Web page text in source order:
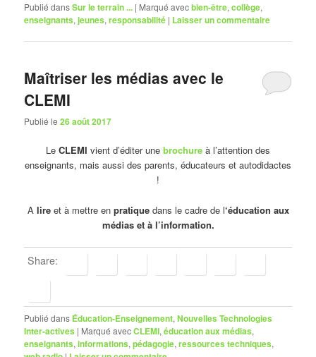
Publié dansSur le terrain ... | Marqué avecbien-être,collège,
enseignants,jeunes,responsabilité | Laisser un commentaire
Maîtriser les médias avec le
CLEMI
Publié le26 août 2017
Le CLEMI vient d’éditer une brochure à l’attention des
enseignants, mais aussi des parents, éducateurs et autodidactes
!
A lireet à mettre en pratiquedans le cadre de l‘éducation aux
médias et à l’information.
Share:
Publié dans Éducation-Enseignement,Nouvelles Technologies
Inter-actives | Marqué avecCLEMI,éducation aux médias,
enseignants,informations,pédagogie,ressources techniques,